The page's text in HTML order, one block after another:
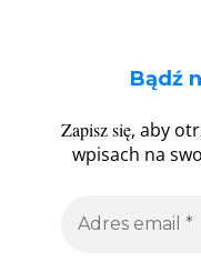
Bądź
Zapisz się, aby
wpisach na